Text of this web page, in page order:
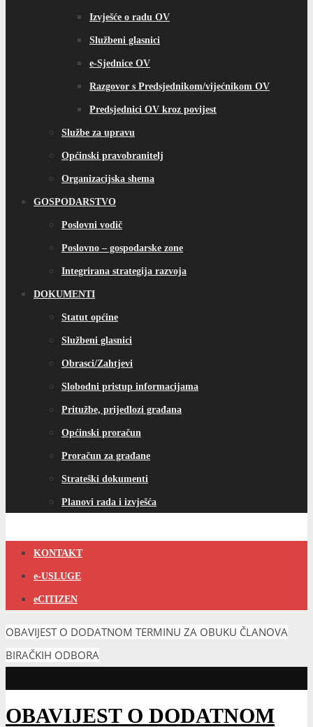
Izvješće o radu OV
Službeni glasnici
e-Sjednice OV
Razgovor s Predsjednikom/vijećnikom OV
Predsjednici OV kroz povijest
Službe za upravu
Općinski pravobranitelj
Organizacijska shema
GOSPODARSTVO
Poslovni vodič
Poslovno – gospodarske zone
Integrirana strategija razvoja
DOKUMENTI
Statut općine
Službeni glasnici
Obrasci/Zahtjevi
Slobodni pristup informacijama
Pritužbe, prijedlozi građana
Općinski proračun
Proračun za građane
Strateški dokumenti
Planovi rada i izvješća
KONTAKT
e-USLUGE
eCITIZEN
OBAVIJEST O DODATNOM TERMINU ZA OBUKU ČLANOVA
BIRAČKIH ODBORA
OBAVIJEST O DODATNOM